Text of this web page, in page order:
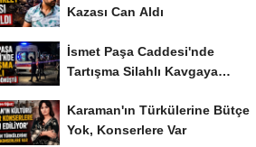
Kazası Can Aldı
İsmet Paşa Caddesi'nde
Tartışma Silahlı Kavgaya
Karaman'ın Türkülerine Bütçe
Yok, Konserlere Var